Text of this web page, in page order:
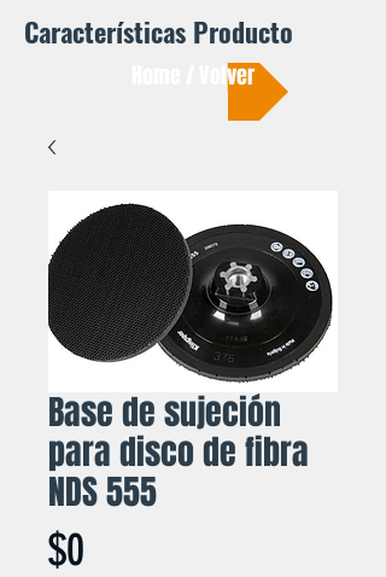
Características Producto
Home / Volver
Base de sujeción
para disco de fibra
NDS 555
$0